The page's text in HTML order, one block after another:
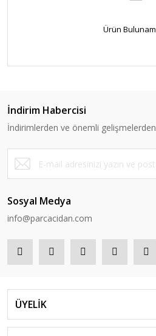
Ürün
İndirim Habercisi
İndirimlerden ve önemli
Sosyal Medya
info@parcacidan.com
ÜYELİK